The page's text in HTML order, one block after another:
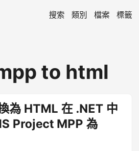
搜索 類別 檔案 標籤
to html
為 HTML 在 .NET 中
Project MPP 為